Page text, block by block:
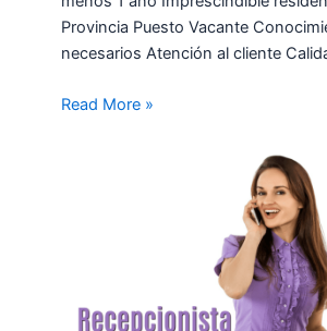
Provincia Puesto Vacante
necesarios Atención al cliente
Read More »